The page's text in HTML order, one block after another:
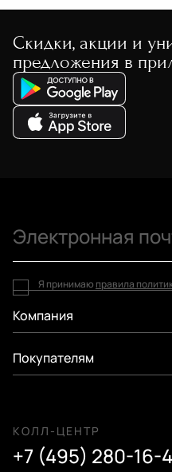
Скидки, акции и
предложения в
Компания
Покупателям
КОЛЛ-ЦЕНТР
+7 (495) 280-16-
Я принимаю правила